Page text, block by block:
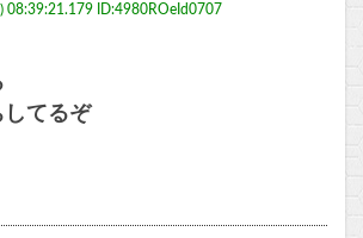
08:39:21.179 ID:4980ROeId0707
してるぞ